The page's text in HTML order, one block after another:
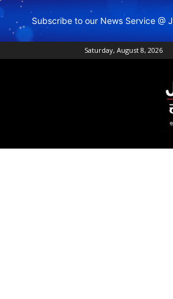
Subscribe to our News Service
Saturday, August 8, 2026